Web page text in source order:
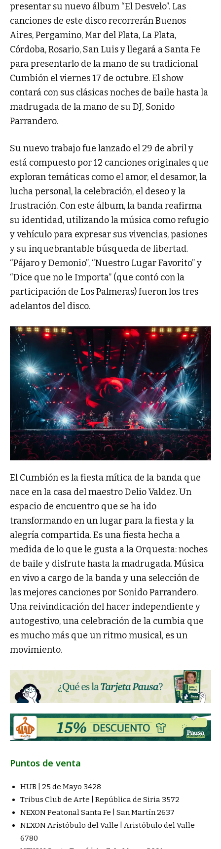
presentar su nuevo álbum “El Desvelo”. Las
canciones de este disco recorrerán Buenos
Aires, Pergamino, Mar del Plata, La Plata,
Córdoba, Rosario, San Luis y llegará a Santa Fe
para presentarlo de la mano de su tradicional
Cumbión el viernes 17 de octubre. El show
contará con sus clásicas noches de baile hasta la
madrugada de la mano de su DJ, Sonido
Parrandero.
Su nuevo trabajo fue lanzado el 29 de abril y
está compuesto por 12 canciones originales que
exploran temáticas como el amor, el desamor, la
lucha personal, la celebración, el deseo y la
frustración. Con este álbum, la banda reafirma
su identidad, utilizando la música como refugio
y vehículo para expresar sus vivencias, pasiones
y su inquebrantable búsqueda de libertad.
“Pájaro y Demonio”, “Nuestro Lugar Favorito” y
“Dice que no le Importa” (que contó con la
participación de Los Palmeras) fueron los tres
adelantos del disco.
El Cumbión es la fiesta mítica de la banda que
nace en la casa del maestro Delio Valdez. Un
espacio de encuentro que se ha ido
transformando en un lugar para la fiesta y la
alegría compartida. Es una fiesta hecha a
medida de lo que le gusta a la Orquesta: noches
de baile y disfrute hasta la madrugada. Música
en vivo a cargo de la banda y una selección de
las mejores canciones por Sonido Parrandero.
Una reivindicación del hacer independiente y
autogestivo, una celebración de la cumbia que
es mucho más que un ritmo musical, es un
movimiento.
Puntos de venta
HUB | 25 de Mayo 3428
Tribus Club de Arte | República de Siria 3572
NEXON Peatonal Santa Fe | San Martín 2637
NEXON Aristóbulo del Valle | Aristóbulo del Valle
6780